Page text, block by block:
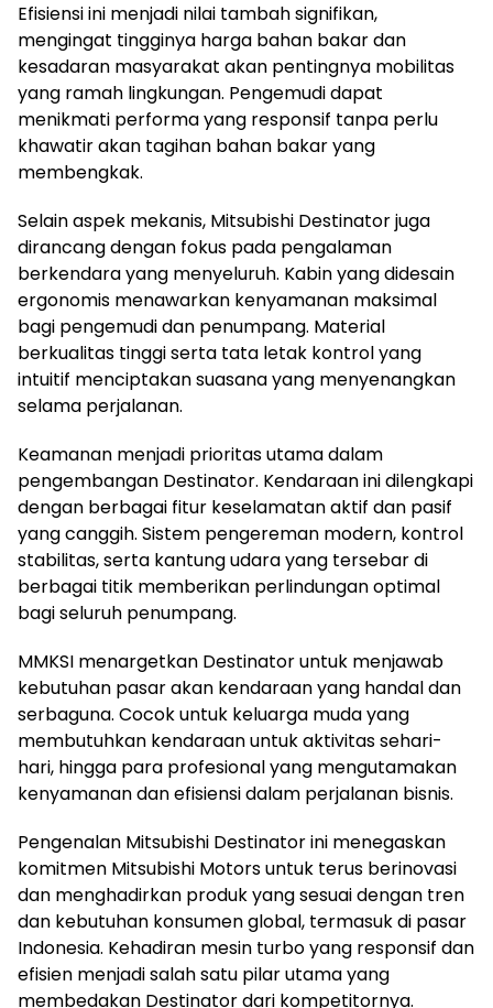
Efisiensi ini menjadi nilai tambah signifikan,
mengingat tingginya harga bahan bakar dan
kesadaran masyarakat akan pentingnya mobilitas
yang ramah lingkungan. Pengemudi dapat
menikmati performa yang responsif tanpa perlu
khawatir akan tagihan bahan bakar yang
membengkak.
Selain aspek mekanis, Mitsubishi Destinator juga
dirancang dengan fokus pada pengalaman
berkendara yang menyeluruh. Kabin yang didesain
ergonomis menawarkan kenyamanan maksimal
bagi pengemudi dan penumpang. Material
berkualitas tinggi serta tata letak kontrol yang
intuitif menciptakan suasana yang menyenangkan
selama perjalanan.
Keamanan menjadi prioritas utama dalam
pengembangan Destinator. Kendaraan ini dilengkapi
dengan berbagai fitur keselamatan aktif dan pasif
yang canggih. Sistem pengereman modern, kontrol
stabilitas, serta kantung udara yang tersebar di
berbagai titik memberikan perlindungan optimal
bagi seluruh penumpang.
MMKSI menargetkan Destinator untuk menjawab
kebutuhan pasar akan kendaraan yang handal dan
serbaguna. Cocok untuk keluarga muda yang
membutuhkan kendaraan untuk aktivitas sehari-
hari, hingga para profesional yang mengutamakan
kenyamanan dan efisiensi dalam perjalanan bisnis.
Pengenalan Mitsubishi Destinator ini menegaskan
komitmen Mitsubishi Motors untuk terus berinovasi
dan menghadirkan produk yang sesuai dengan tren
dan kebutuhan konsumen global, termasuk di pasar
Indonesia. Kehadiran mesin turbo yang responsif dan
efisien menjadi salah satu pilar utama yang
membedakan Destinator dari kompetitornya.